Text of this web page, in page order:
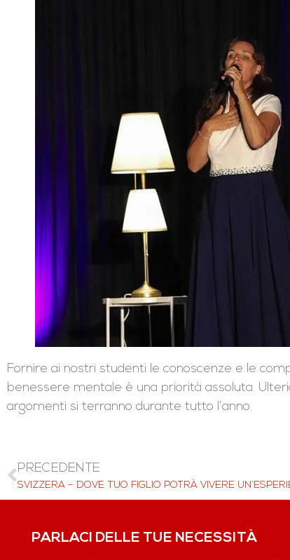
Fornire ai nostri studenti le conoscenze e le
benessere mentale è una priorità assoluta.
argomenti si terranno durante tutto l’anno.
PRECEDENTE
PARLACI DELLE TUE NECESSITÀ